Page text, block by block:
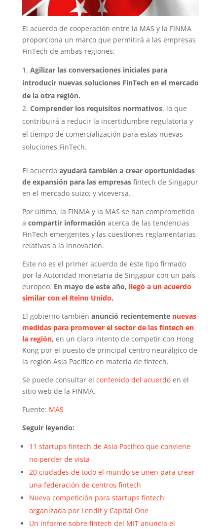
El acuerdo de cooperación entre la MAS y la FINMA
proporciona un marco que permitirá a las empresas
FinTech de ambas regiones:
Agilizar las conversaciones iniciales para
introducir nuevas soluciones FinTech en el mercado
de la otra región.
Comprender los requisitos normativos, lo que
contribuirá a reducir la incertidumbre regulatoria y
el tiempo de comercialización para estas nuevas
soluciones FinTech.
El acuerdo ayudará también a crear oportunidades
de expansión para las empresasfintech de Singapur
en el mercado suizo; y viceversa.
Por último, la FINMA y la MAS se han comprometido
a compartir informaciónacerca de las tendencias
FinTech emergentes y las cuestiones reglamentarias
relativas a la innovación.
Este no es el primer acuerdo de este tipo firmado
por la Autoridad monetaria de Singapur con un país
europeo. En mayo de este año, llegó a un acuerdo
similar con el Reino Unido.
El gobierno también anunció recientemente nuevas
medidas para promover el sector de las fintech en
la región, en un claro intento de competir con Hong
Kong por el puesto de principal centro neurálgico de
la región Asia Pacífico en materia de fintech.
Se puede consultar el contenido del acuerdoen el
sitio web de la FINMA.
Fuente: MAS
Seguir leyendo:
11 startups fintech de Asia Pacífico que conviene
no perder de vista
20 ciudades de todo el mundo se unen para crear
una federación de centros fintech
Nueva competición para startups fintech
organizada por LendIt y Capital One
Un informe sobre fintech del MIT anuncia el